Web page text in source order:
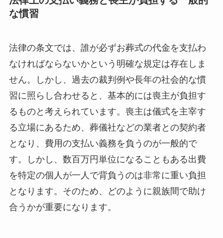
な慣習
法律の条文では、誰が必ずお葬式の代金を支払わ
なければならないかという明確な規定は存在しま
せん。しかし、過去の裁判例や長年の社会的な慣
習に照らし合わせると、基本的には喪主が負担す
るものと考えられています。喪主は儀式を主宰す
る立場にあるため、葬儀社などの業者との契約者
となり、費用の支払い義務を負うのが一般的で
す。しかし、数百万円単位になることもある出費
を特定の個人が一人で背負うのは非常に重い負担
となります。そのため、どのように親族間で助け
合うかが重要になります。